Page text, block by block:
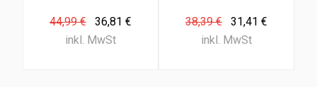
44,99 €
36,81 €
inkl. MwSt
38,39 €
31,41 €
inkl. MwSt